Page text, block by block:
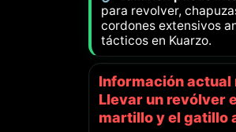
para revolver,
cordones extensivos
tácticos en Kuarzo.
Información actual
Llevar un revólver
martillo y el gatillo